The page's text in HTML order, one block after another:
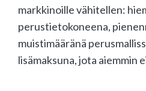
markkinoille vähitellen:
perustietokoneena,
muistimääränä
lisämaksuna, jota aiemmin